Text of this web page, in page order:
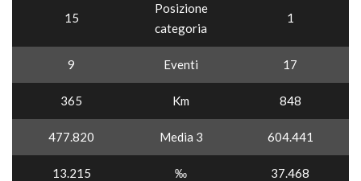
15
Posizione
categoria
1
9 Eventi 17
365 Km 848
477.820 Media 3 604.441
13.215 ‰ 37.468